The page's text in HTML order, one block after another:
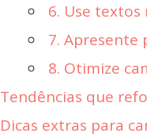
6. Use textos
7. Apresente
8. Otimize
Tendências que
Dicas extras para